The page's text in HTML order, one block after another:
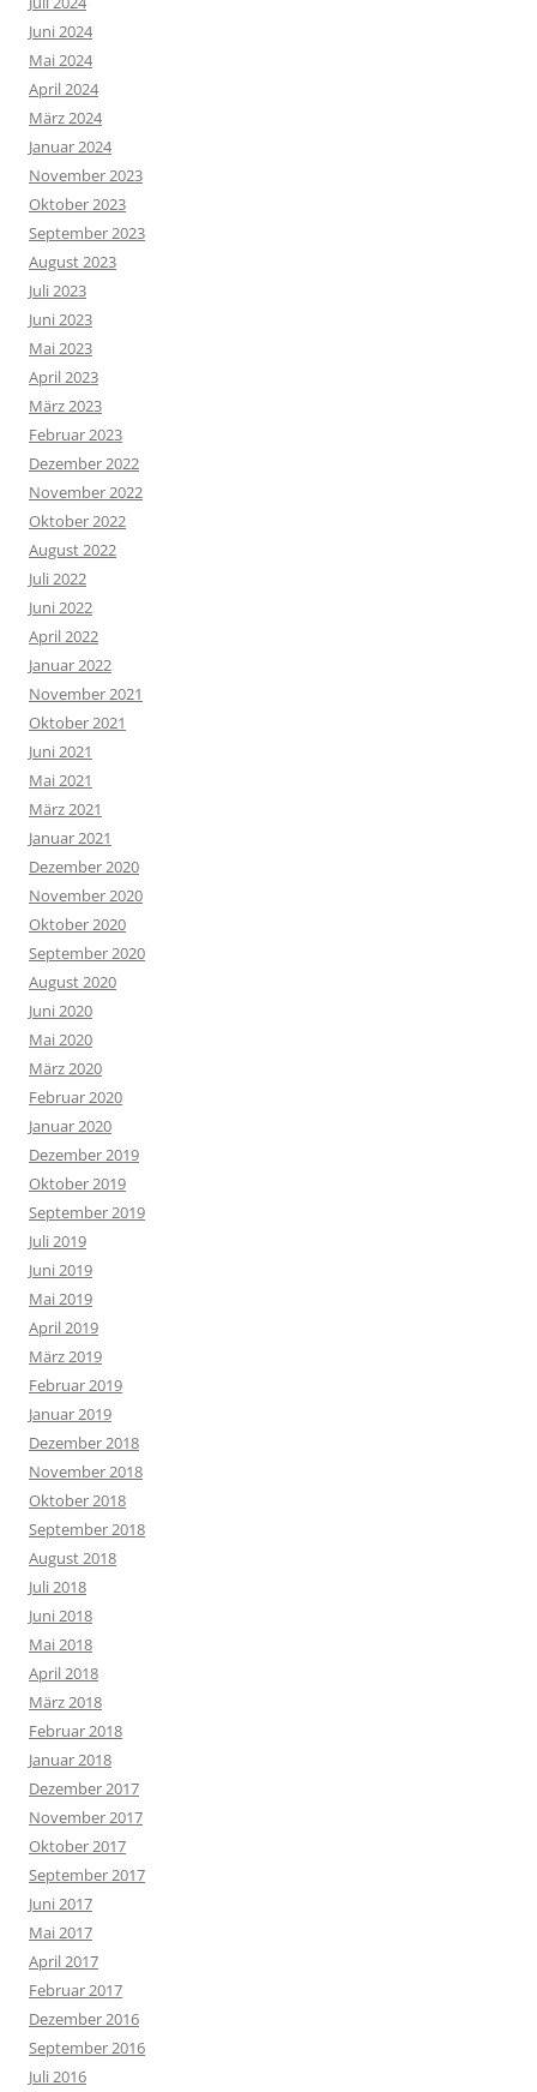
Juni 2024
Mai 2024
April 2024
März 2024
Januar 2024
November 2023
Oktober 2023
September 2023
August 2023
Juli 2023
Juni 2023
Mai 2023
April 2023
März 2023
Februar 2023
Dezember 2022
November 2022
Oktober 2022
August 2022
Juli 2022
Juni 2022
April 2022
Januar 2022
November 2021
Oktober 2021
Juni 2021
Mai 2021
März 2021
Januar 2021
Dezember 2020
November 2020
Oktober 2020
September 2020
August 2020
Juni 2020
Mai 2020
März 2020
Februar 2020
Januar 2020
Dezember 2019
Oktober 2019
September 2019
Juli 2019
Juni 2019
Mai 2019
April 2019
März 2019
Februar 2019
Januar 2019
Dezember 2018
November 2018
Oktober 2018
September 2018
August 2018
Juli 2018
Juni 2018
Mai 2018
April 2018
März 2018
Februar 2018
Januar 2018
Dezember 2017
November 2017
Oktober 2017
September 2017
Juni 2017
Mai 2017
April 2017
Februar 2017
Dezember 2016
September 2016
Juli 2016